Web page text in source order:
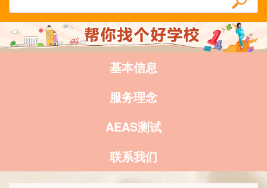
基本信息
服务理念
AEAS测试
联系我们